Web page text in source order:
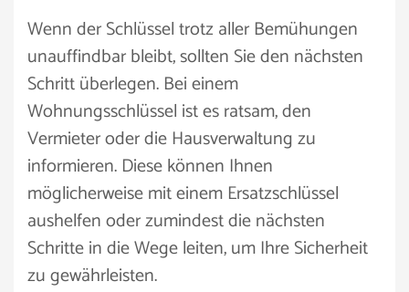
Wenn der Schlüssel trotz aller Bemühungen
unauffindbar bleibt, sollten Sie den nächsten
Schritt überlegen. Bei einem
Wohnungsschlüssel ist es ratsam, den
Vermieter oder die Hausverwaltung zu
informieren. Diese können Ihnen
möglicherweise mit einem Ersatzschlüssel
aushelfen oder zumindest die nächsten
Schritte in die Wege leiten, um Ihre Sicherheit
zu gewährleisten.